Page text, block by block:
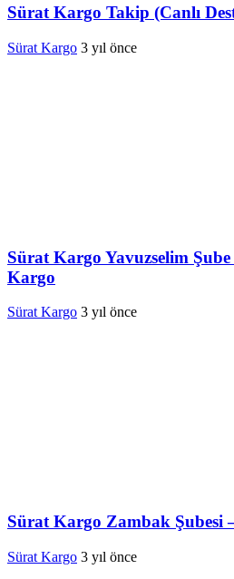
Sürat Kargo Takip (Canlı
Sürat Kargo 3 yıl önce
Sürat Kargo Yavuzselim
Kargo
Sürat Kargo 3 yıl önce
Sürat Kargo Zambak Şubesi
Sürat Kargo 3 yıl önce